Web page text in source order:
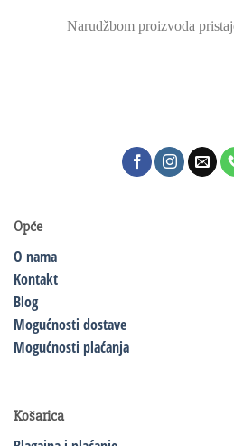
Narudžbom proizvoda
Opće
O nama
Kontakt
Blog
Mogućnosti dostave
Mogućnosti plaćanja
Košarica